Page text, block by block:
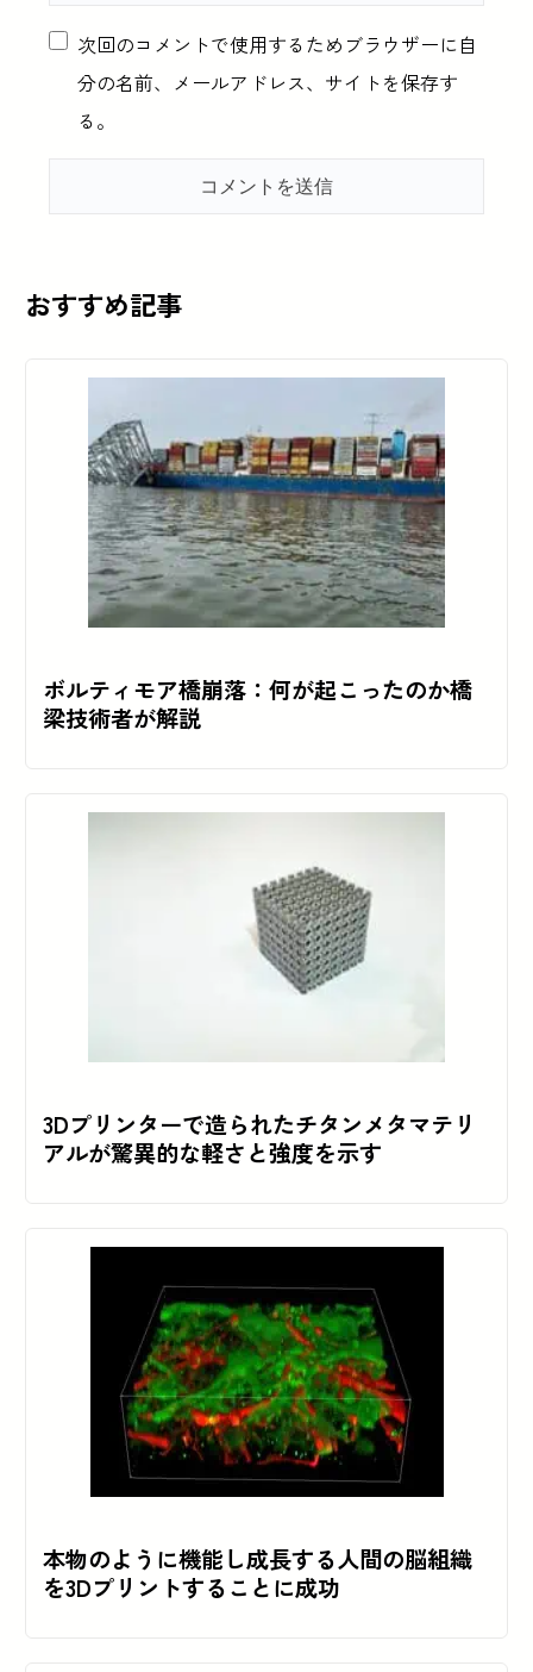
次回のコメントで使用するためブラウザーに自
分の名前、メールアドレス、サイトを保存す
る。
おすすめ記事
ボルティモア橋崩落：何が起こったのか橋
梁技術者が解説
3Dプリンターで造られたチタンメタマテリ
アルが驚異的な軽さと強度を示す
本物のように機能し成長する人間の脳組織
を3Dプリントすることに成功